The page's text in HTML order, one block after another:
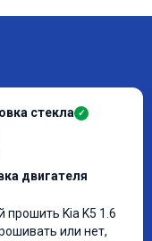
стекла ✓
двигателя
прошить Kia K5 1.6
или нет,